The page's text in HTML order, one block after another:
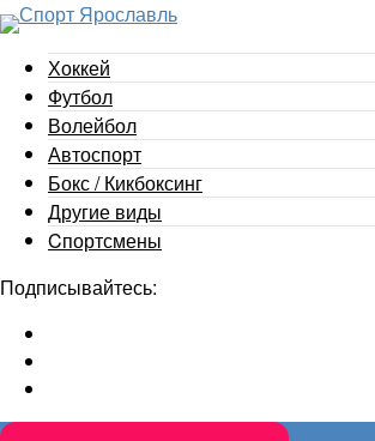
Хоккей
Футбол
Волейбол
Автоспорт
Бокс / Кикбоксинг
Другие виды
Cпортсмены
Подписывайтесь: